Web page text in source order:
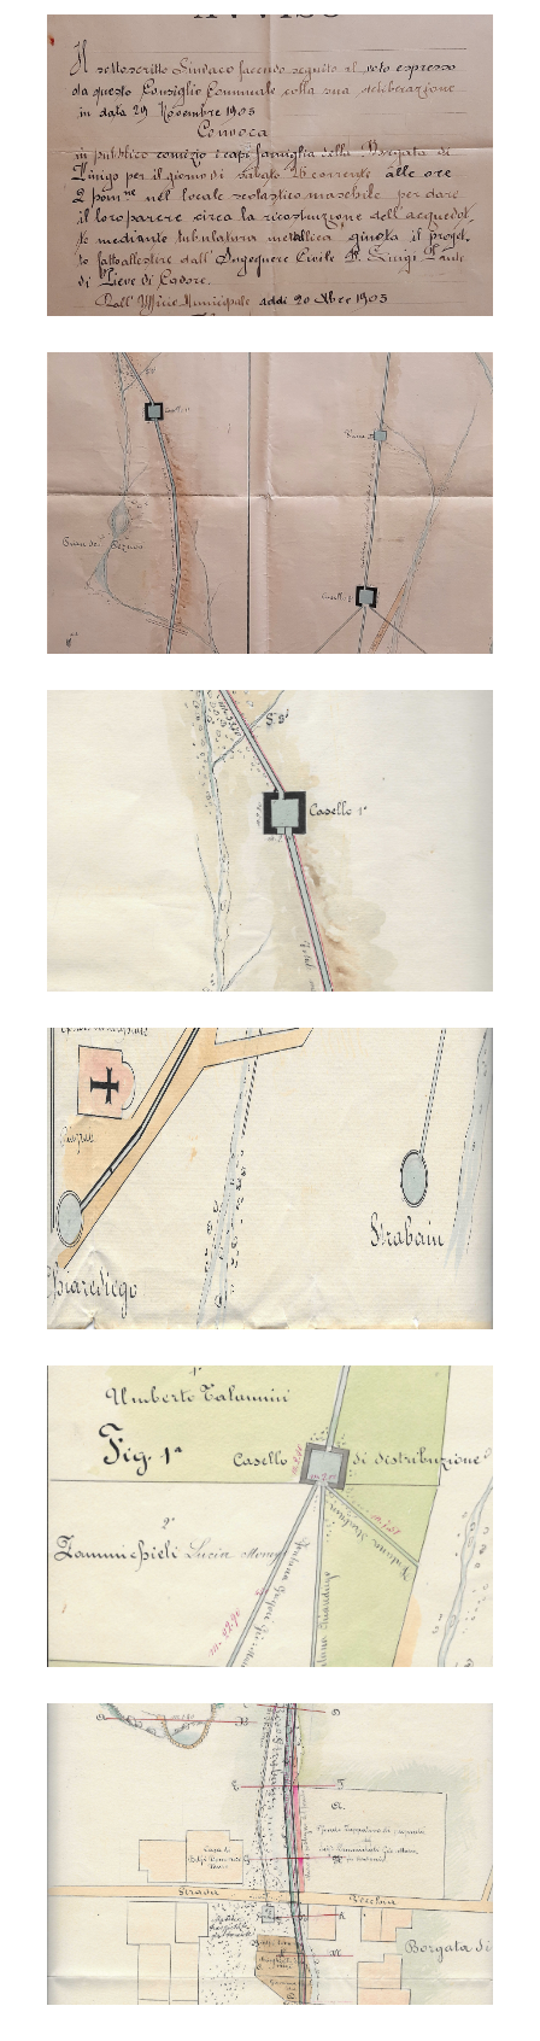
Acquedotto di S. Maria 1906
Acquedotto di Vodo 1895
Acquedotto di Vodo 1895
Acquedotto di Vodo 1895
Acquedotto di Vodo 1895
Acquedotto di Vodo 1895